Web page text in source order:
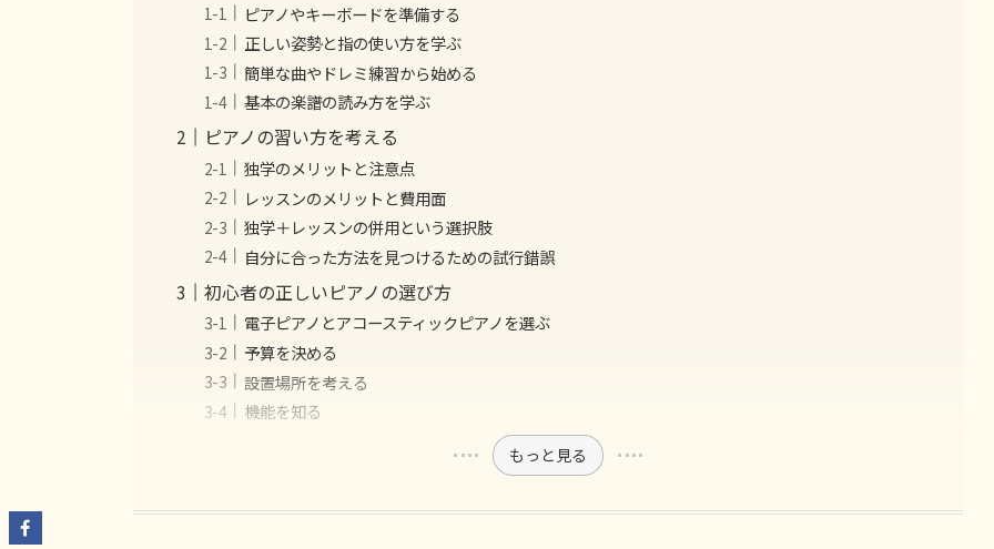
ピアノやキーボードを準備する
正しい姿勢と指の使い方を学ぶ
簡単な曲やドレミ練習から始める
基本の楽譜の読み方を学ぶ
ピアノの習い方を考える
独学のメリットと注意点
レッスンのメリットと費用面
独学＋レッスンの併用という選択肢
自分に合った方法を見つけるための試行錯誤
初心者の正しいピアノの選び方
電子ピアノとアコースティックピアノを選ぶ
予算を決める
設置場所を考える
機能を知る
もっと見る